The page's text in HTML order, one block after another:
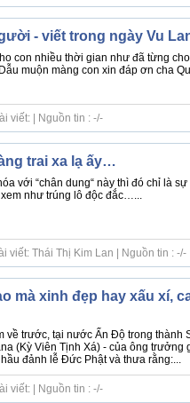
- viết trong ngày Vu
con nhiều thời gian như đã từng
Dẫu muộn màng con xin đáp ơn cha
viết: | Nguồn tin : -/-
trai xa lạ ấy…
với “chân dung“ này thì đó chỉ là
như trúng lô độc đắc…...
viết: Thái Thị Kim Lan | Nguồn tin : -/-
mà xinh đẹp hay xấu xí,
về trước, tại nước Ấn Độ trong thành
(Kỳ Viên Tịnh Xá) - của ông trưởng
đảnh lễ Đức Phật và thưa rằng:...
viết: | Nguồn tin : -/-